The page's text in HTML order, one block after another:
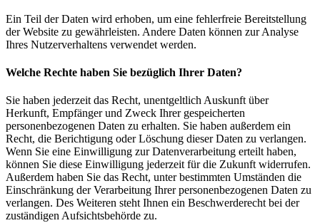
Ein Teil der Daten wird erhoben, um eine fehlerfreie Bereitstellung
der Website zu gewährleisten. Andere Daten können zur Analyse
Ihres Nutzerverhaltens verwendet werden.
Welche Rechte haben Sie bezüglich Ihrer Daten?
Sie haben jederzeit das Recht, unentgeltlich Auskunft über
Herkunft, Empfänger und Zweck Ihrer gespeicherten
personenbezogenen Daten zu erhalten. Sie haben außerdem ein
Recht, die Berichtigung oder Löschung dieser Daten zu verlangen.
Wenn Sie eine Einwilligung zur Datenverarbeitung erteilt haben,
können Sie diese Einwilligung jederzeit für die Zukunft widerrufen.
Außerdem haben Sie das Recht, unter bestimmten Umständen die
Einschränkung der Verarbeitung Ihrer personenbezogenen Daten zu
verlangen. Des Weiteren steht Ihnen ein Beschwerderecht bei der
zuständigen Aufsichtsbehörde zu.